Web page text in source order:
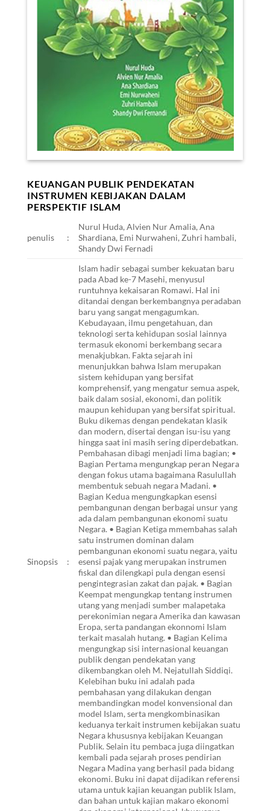
KEUANGAN PUBLIK PENDEKATAN
INSTRUMEN KEBIJAKAN DALAM
PERSPEKTIF ISLAM
penulis :
Nurul Huda, Alvien Nur Amalia, Ana
Shardiana, Emi Nurwaheni, Zuhri hambali,
Shandy Dwi Fernadi
Sinopsis :
Islam hadir sebagai sumber kekuatan baru
pada Abad ke-7 Masehi, menyusul
runtuhnya kekaisaran Romawi. Hal ini
ditandai dengan berkembangnya peradaban
baru yang sangat mengagumkan.
Kebudayaan, ilmu pengetahuan, dan
teknologi serta kehidupan sosial lainnya
termasuk ekonomi berkembang secara
menakjubkan. Fakta sejarah ini
menunjukkan bahwa Islam merupakan
sistem kehidupan yang bersifat
komprehensif, yang mengatur semua aspek,
baik dalam sosial, ekonomi, dan politik
maupun kehidupan yang bersifat spiritual.
Buku dikemas dengan pendekatan klasik
dan modern, disertai dengan isu-isu yang
hingga saat ini masih sering diperdebatkan.
Pembahasan dibagi menjadi lima bagian; •
Bagian Pertama mengungkap peran Negara
dengan fokus utama bagaimana Rasulullah
membentuk sebuah negara Madani. •
Bagian Kedua mengungkapkan esensi
pembangunan dengan berbagai unsur yang
ada dalam pembangunan ekonomi suatu
Negara. • Bagian Ketiga mmembahas salah
satu instrumen dominan dalam
pembangunan ekonomi suatu negara, yaitu
esensi pajak yang merupakan instrumen
fiskal dan dilengkapi pula dengan esensi
pengintegrasian zakat dan pajak. • Bagian
Keempat mengungkap tentang instrumen
utang yang menjadi sumber malapetaka
perekonimian negara Amerika dan kawasan
Eropa, serta pandangan ekonnomi Islam
terkait masalah hutang. • Bagian Kelima
mengungkap sisi internasional keuangan
publik dengan pendekatan yang
dikembangkan oleh M. Nejatullah Siddiqi.
Kelebihan buku ini adalah pada
pembahasan yang dilakukan dengan
membandingkan model konvensional dan
model Islam, serta mengkombinasikan
keduanya terkait instrumen kebijakan suatu
Negara khususnya kebijakan Keuangan
Publik. Selain itu pembaca juga diingatkan
kembali pada sejarah proses pendirian
Negara Madina yang berhasil pada bidang
ekonomi. Buku ini dapat dijadikan referensi
utama untuk kajian keuangan publik Islam,
dan bahan untuk kajian makaro ekonomi